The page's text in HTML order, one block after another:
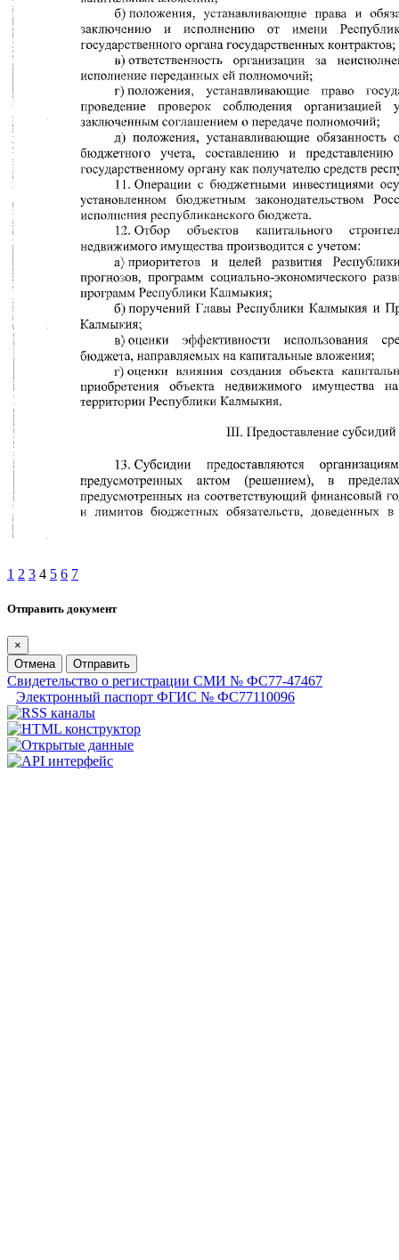
1 2 3 4 5 6 7
Отправить документ
×
Отмена
Отправить
Свидетельство о регистрации СМИ № ФС77-47467
Электронный паспорт ФГИС № ФС77110096